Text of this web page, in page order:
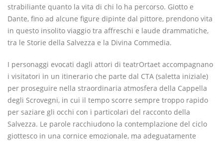
strabiliante quanto la vita di chi lo ha percorso. Giotto e
Dante, fino ad alcune figure dipinte dal pittore, prendono vita
in questo insolito viaggio tra affreschi e laude drammatiche,
tra le Storie della Salvezza e la Divina Commedia.
I personaggi evocati dagli attori di teatrOrtaet accompagnano
i visitatori in un itinerario che parte dal CTA (saletta iniziale)
per proseguire nella straordinaria atmosfera della Cappella
degli Scrovegni, in cui il tempo scorre sempre troppo rapido
per saziare gli occhi con i particolari del racconto della
Salvezza. Le parole racchiudono la contemplazione del ciclo
giottesco in una cornice emozionale, ma adeguatamente